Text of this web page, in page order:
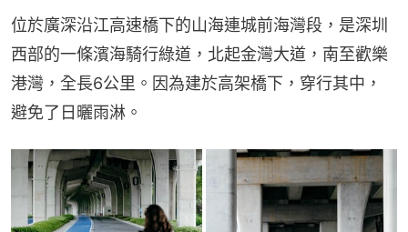
位於廣深沿江高速橋下的山海連城前海灣段，是深圳
西部的一條濱海騎行綠道，北起金灣大道，南至歡樂
港灣，全長6公里。因為建於高架橋下，穿行其中，
避免了日曬雨淋。